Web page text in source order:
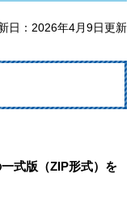
日：2026年4月9日更新
式版（ZIP形式）を